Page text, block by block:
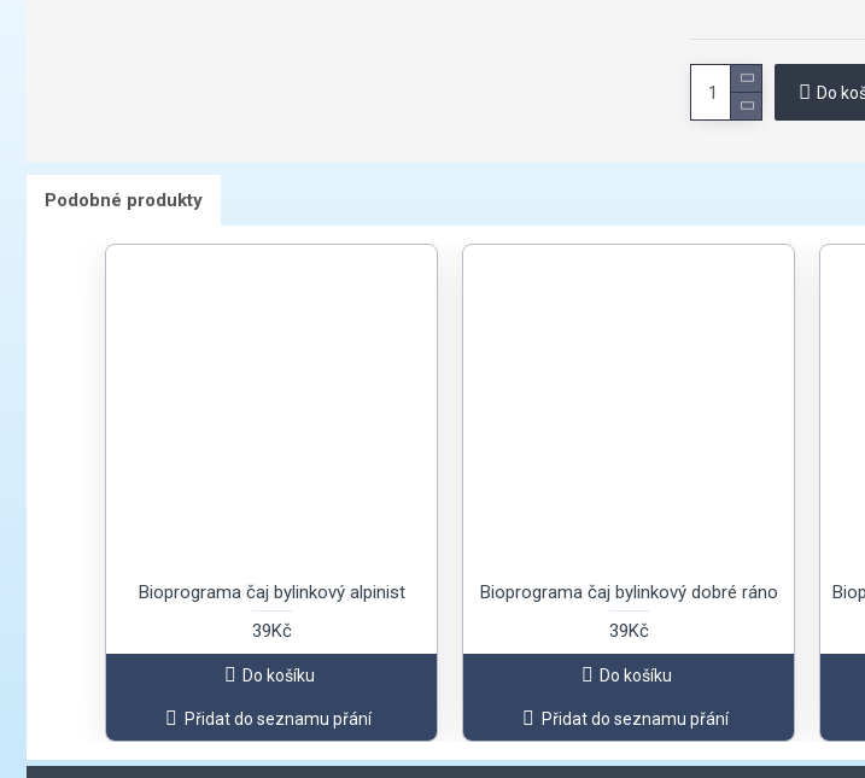
Do
Podobné produkty
Bioprograma čaj bylinkový alpinist
39Kč
Do košíku
Přidat do seznamu přání
Bioprograma čaj bylinkový dobré ráno
39Kč
Do košíku
Přidat do seznamu přání